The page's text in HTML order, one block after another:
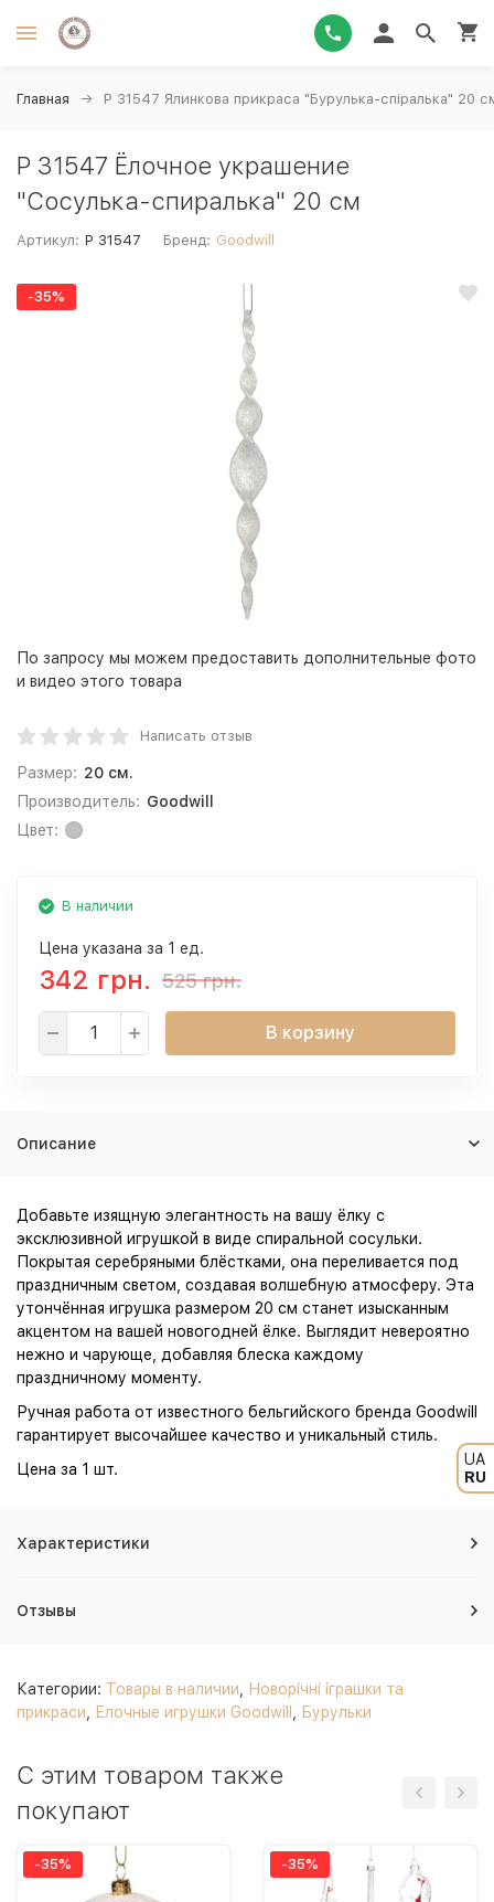
UA
RU
Главная P 31547 Ялинкова прикраса "Бурулька-спіралька" 20
P 31547 Ёлочное украшение
"Сосулька-спиралька" 20 см
Артикул: P 31547 Бренд: Goodwill
-35%
По запросу мы можем предоставить дополнительные фото
и видео этого товара
Написать отзыв
Размер: 20 см.
Производитель: Goodwill
Цвет:
В наличии
Цена указана за 1 ед.
342 грн. 525 грн.
В корзину
Описание
Добавьте изящную элегантность на вашу ёлку с
эксклюзивной игрушкой в виде спиральной сосульки.
Покрытая серебряными блёстками, она переливается под
праздничным светом, создавая волшебную атмосферу. Эта
утончённая игрушка размером 20 см станет изысканным
акцентом на вашей новогодней ёлке. Выглядит невероятно
нежно и чарующе, добавляя блеска каждому
праздничному моменту.
Ручная работа от известного бельгийского бренда Goodwill
гарантирует высочайшее качество и уникальный стиль.
Цена за 1 шт.
Характеристики
Отзывы
Категории: Товары в наличии
Новорічні іграшки та
прикраси
Елочные игрушки Goodwill Бурульки
C этим товаром также
покупают
-35% -35%